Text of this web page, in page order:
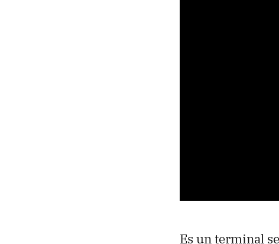
Es un terminal